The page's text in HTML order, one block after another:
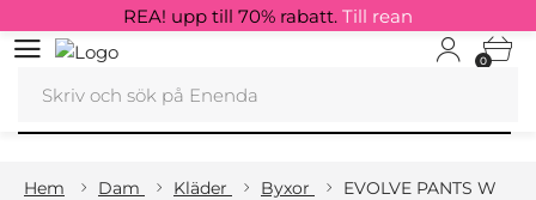
0
REA! upp till 70% rabatt. Till rean
Hem Dam Kläder Byxor EVOLVE PANTS W